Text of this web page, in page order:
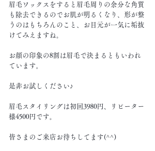
眉毛ワックスをすると眉毛周りの余分な角質
も除去できるのでお肌が明るくなり、形が整
うのはもちろんのこと、お目元が一気に垢抜
けてみえますね。
お顔の印象の8割は眉毛で決まるともいわれ
ています。
是非お試しください♪
眉毛スタイリングは初回3980円、リピーター
様4500円です。
皆さまのご来店お待ちしてます(^^)